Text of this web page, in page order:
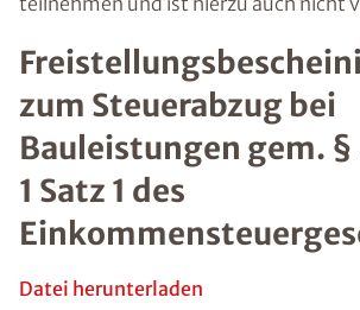
zum Steuerabzug bei
Bauleistungen gem. §
1 Satz 1 des
Datei herunterladen